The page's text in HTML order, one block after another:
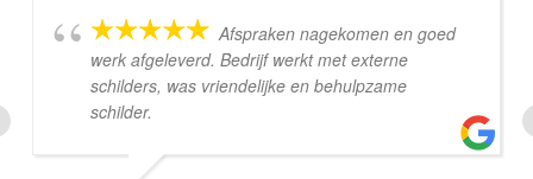
Afspraken nagekomen en goed
werk afgeleverd. Bedrijf werkt met externe
schilders, was vriendelijke en behulpzame
schilder.